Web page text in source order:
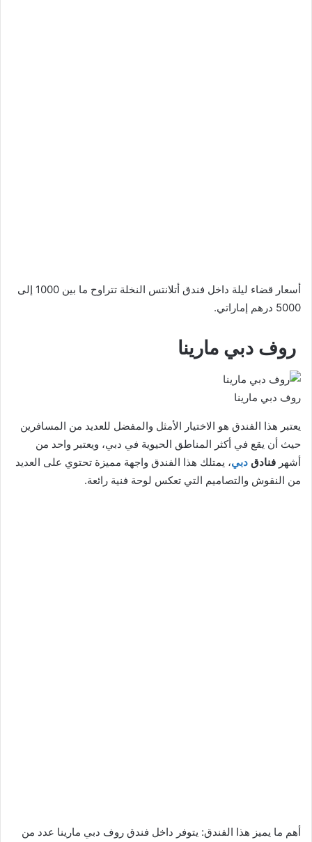
أسعار قضاء ليلة داخل فندق أتلانتس النخلة تتراوح ما بين 1000 إلى
5000 درهم إماراتي.
روف دبي مارينا
روف دبي مارينا
يعتبر هذا الفندق هو الاختيار الأمثل والمفضل للعديد من المسافرين
حيث أن يقع في أكثر المناطق الحيوية في دبي، ويعتبر واحد من
أشهر فنادق دبي، يمتلك هذا الفندق واجهة مميزة تحتوي على العديد
من النقوش والتصاميم التي تعكس لوحة فنية رائعة.
أهم ما يميز هذا الفندق: يتوفر داخل فندق روف دبي مارينا عدد من